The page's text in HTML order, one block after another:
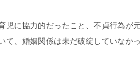
児に協力的だったこと、不貞行為が
て、婚姻関係は未だ破綻していなか